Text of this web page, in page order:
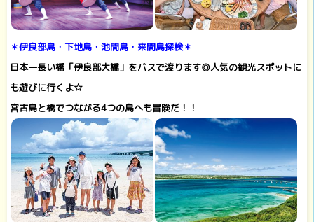
＊伊良部島・下地島・池間島・来間島探検＊
日本一長い橋「伊良部大橋」をバスで渡ります◎人気の観光スポットに
も遊びに行くよ☆
宮古島と橋でつながる4つの島へも冒険だ！！